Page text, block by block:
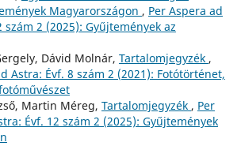
Magyarországon , Per Aspera ad
szám 2 (2025): Gyűjtemények az
Dávid Molnár, Tartalomjegyzék ,
Astra: Évf. 8 szám 2 (2021): Fotótörténet,
Martin Méreg, Tartalomjegyzék , Per
Évf. 12 szám 2 (2025): Gyűjtemények